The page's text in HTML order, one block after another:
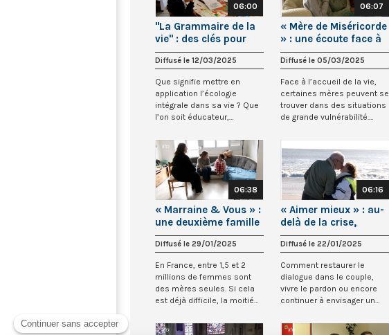
06:00
"La Grammaire de la
vie" : des clés pour
vivre l’écologie
intégrale
Diffusé le 12/03/2025
Que signifie mettre en
application l’écologie
intégrale dans sa vie ? Que
l’on soit éducateur,
06:07
« Mère de Miséricorde
» : une écoute face à
une grossesse
difficile
Diffusé le 05/03/2025
Face à l’accueil de la vie,
certaines mères peuvent se
trouver dans des situations
de grande vulnérabilité.
06:38
« Marraine & Vous » :
une deuxième famille
pour accompagner
les mères isolées
Diffusé le 29/01/2025
En France, entre 1,5 et 2
millions de femmes sont
des mères seules. Si cela
est déjà difficile, la moitié
06:16
« Aimer mieux » : au-
delà de la crise,
apprendre à s’aimer
encore
Diffusé le 22/01/2025
Comment restaurer le
dialogue dans le couple,
vivre le pardon ou encore
continuer à envisager un